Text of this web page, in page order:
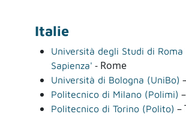
Italie
Università degli Studi di Roma
Sapienza' - Rome
Università di Bologna (UniBo)
Politecnico di Milano (Polimi)
Politecnico di Torino (Polito) –